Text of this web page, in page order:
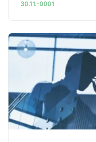
30.11.-0001